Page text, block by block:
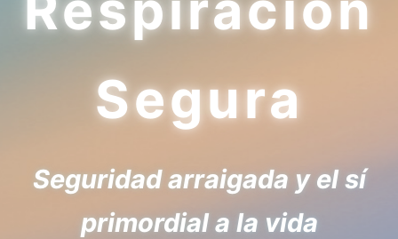
Segura
Seguridad arraigada y el sí
primordial a la vida